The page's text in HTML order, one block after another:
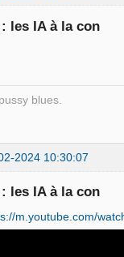
: les IA à la con
blues.
2024 10:30:07
: les IA à la con
m.youtube.com/